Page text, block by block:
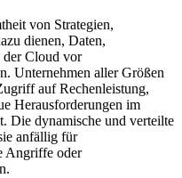
von Strategien,
dienen, Daten,
der Cloud vor
Unternehmen aller Größen
auf Rechenleistung,
Herausforderungen im
Die dynamische und verteilte
anfällig für
Angriffe oder